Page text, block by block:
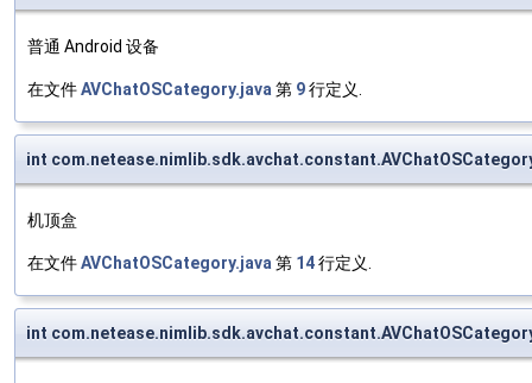
普通 Android 设备
在文件AVChatOSCategory.java第 9行定义.
int
机顶盒
在文件AVChatOSCategory.java第 14行定义.
int